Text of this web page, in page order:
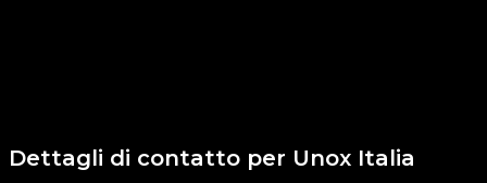
Dettagli di contatto per Unox Italia